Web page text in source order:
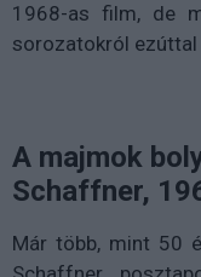
1968-as film, de
sorozatokról
A majmok
Schaffner,
Már több, mint 50